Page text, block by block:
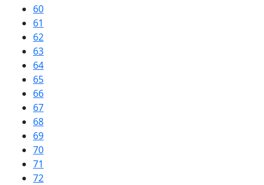
60
61
62
63
64
65
66
67
68
69
70
71
72